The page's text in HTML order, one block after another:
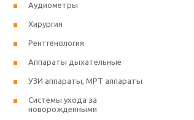
Аудиометры
Хирургия
Рентгенология
Аппараты дыхательные
УЗИ аппараты, МРТ аппараты
Системы ухода за
новорожденными